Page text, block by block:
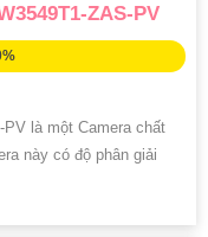
ZAS-PV
PV là một Camera chất
này có độ phân giải